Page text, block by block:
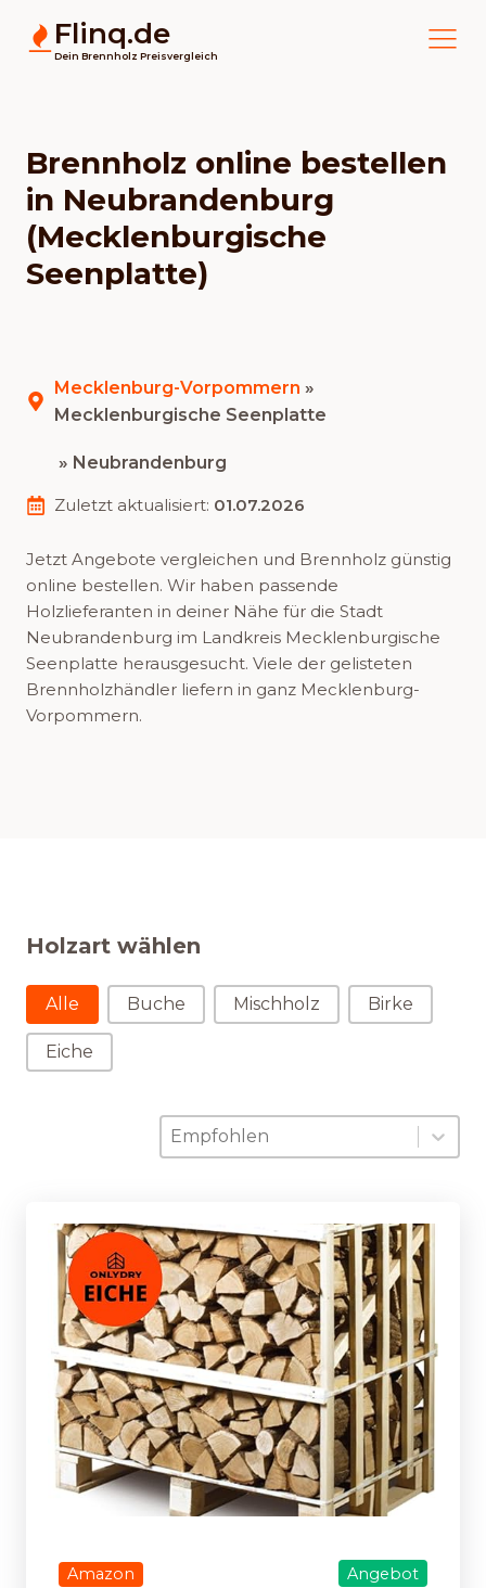
Flinq.de
Dein Brennholz Preisvergleich
Brennholz online bestellen
in Neubrandenburg
(Mecklenburgische
Seenplatte)
Mecklenburg-Vorpommern »
Mecklenburgische Seenplatte
» Neubrandenburg
Zuletzt aktualisiert: 01.07.2026
Jetzt Angebote vergleichen und Brennholz günstig
online bestellen. Wir haben passende
Holzlieferanten in deiner Nähe für die Stadt
Neubrandenburg im Landkreis Mecklenburgische
Seenplatte herausgesucht. Viele der gelisteten
Brennholzhändler liefern in ganz Mecklenburg-
Vorpommern.
Holzart wählen
Holzart wählen
Alle Buche Mischholz Birke
Eiche
Sortierung
Sort content
Sort content
Amazon Angebot